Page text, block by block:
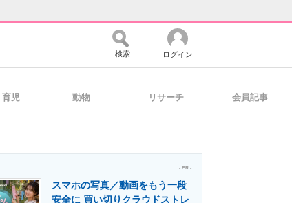
ニティ マーケ×ITの今がよく分かる
検索 ログイン
育児 動物 リサーチ 会員記事
- PR -
スマホの写真／動画をもう一段
安全に 買い切りクラウドストレ